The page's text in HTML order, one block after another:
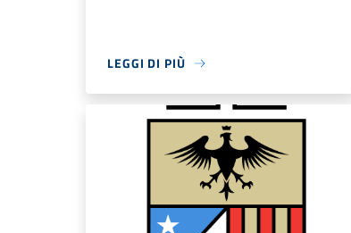
LEGGI DI PIÙ